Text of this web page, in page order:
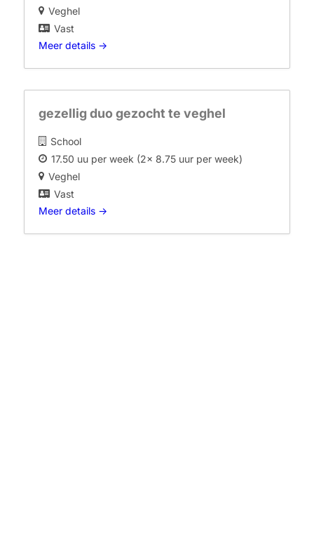
Veghel
Vast
Meer details
gezellig duo gezocht te veghel
School
17.50 uu per week (2x 8.75 uur per week)
Veghel
Vast
Meer details